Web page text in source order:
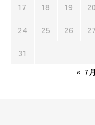
17
18 19 20
24
25 26 27
31
« 7月